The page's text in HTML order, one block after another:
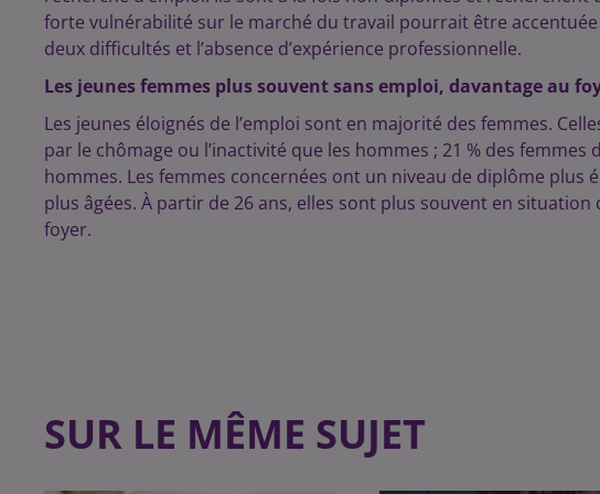
forte vulnérabilité sur le marché du travail pourrait être
deux difficultés et l’absence d’expérience professionnelle.
Les jeunes femmes plus souvent sans emploi, davantage au
Les jeunes éloignés de l’emploi sont en majorité des femmes.
par le chômage ou l’inactivité que les hommes ; 21 % des femmes
hommes. Les femmes concernées ont un niveau de diplôme plus
plus âgées. À partir de 26 ans, elles sont plus souvent en
foyer.
SUR LE MÊME SUJET